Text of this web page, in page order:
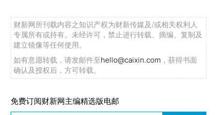
财新网所刊载内容之知识产权为财新传媒及/或相关权利人
专属所有或持有。未经许可，禁止进行转载、摘编、复制及
建立镜像等任何使用。
如有意愿转载，请发邮件至hello@caixin.com ，获得书面
确认及授权后，方可转载。
免费订阅财新网主编精选版电邮